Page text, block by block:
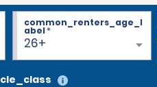
26+
common_renters_age_l
abel*